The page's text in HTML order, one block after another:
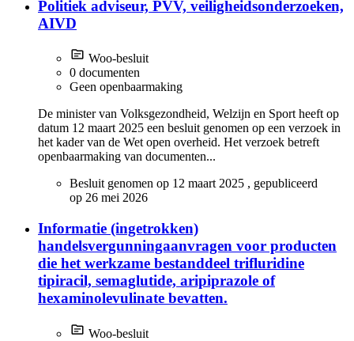
Politiek adviseur, PVV, veiligheidsonderzoeken,
AIVD
Woo-besluit
0 documenten
Geen openbaarmaking
De minister van Volksgezondheid, Welzijn en Sport heeft op
datum 12 maart 2025 een besluit genomen op een verzoek in
het kader van de Wet open overheid. Het verzoek betreft
openbaarmaking van documenten...
Besluit genomen op 12 maart 2025 , gepubliceerd
op 26 mei 2026
Informatie (ingetrokken)
handelsvergunningaanvragen voor producten
die het werkzame bestanddeel trifluridine
tipiracil, semaglutide, aripiprazole of
hexaminolevulinate bevatten.
Woo-besluit